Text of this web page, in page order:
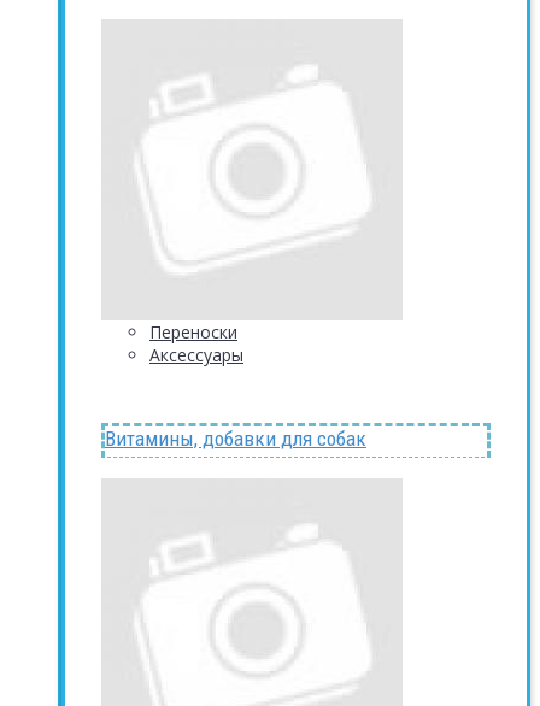
Переноски
Аксессуары
Витамины, добавки для собак